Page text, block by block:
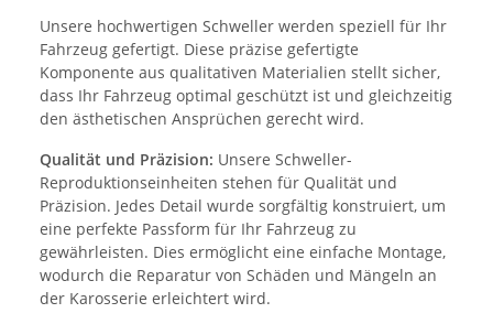
Unsere hochwertigen Schweller werden speziell für Ihr
Fahrzeug gefertigt. Diese präzise gefertigte
Komponente aus qualitativen Materialien stellt sicher,
dass Ihr Fahrzeug optimal geschützt ist und gleichzeitig
den ästhetischen Ansprüchen gerecht wird.
Qualität und Präzision: Unsere Schweller-
Reproduktionseinheiten stehen für Qualität und
Präzision. Jedes Detail wurde sorgfältig konstruiert, um
eine perfekte Passform für Ihr Fahrzeug zu
gewährleisten. Dies ermöglicht eine einfache Montage,
wodurch die Reparatur von Schäden und Mängeln an
der Karosserie erleichtert wird.